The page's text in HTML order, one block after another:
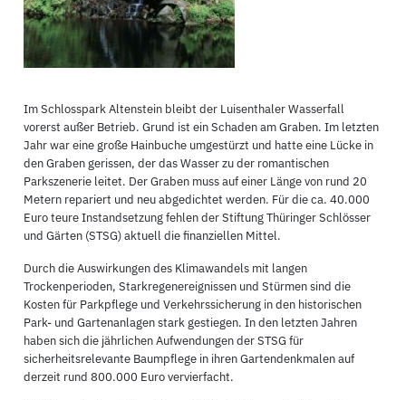
Im Schlosspark Altenstein bleibt der Luisenthaler Wasserfall
vorerst außer Betrieb. Grund ist ein Schaden am Graben. Im letzten
Jahr war eine große Hainbuche umgestürzt und hatte eine Lücke in
den Graben gerissen, der das Wasser zu der romantischen
Parkszenerie leitet. Der Graben muss auf einer Länge von rund 20
Metern repariert und neu abgedichtet werden. Für die ca. 40.000
Euro teure Instandsetzung fehlen der Stiftung Thüringer Schlösser
und Gärten (STSG) aktuell die finanziellen Mittel.
Durch die Auswirkungen des Klimawandels mit langen
Trockenperioden, Starkregenereignissen und Stürmen sind die
Kosten für Parkpflege und Verkehrssicherung in den historischen
Park- und Gartenanlagen stark gestiegen. In den letzten Jahren
haben sich die jährlichen Aufwendungen der STSG für
sicherheitsrelevante Baumpflege in ihren Gartendenkmalen auf
derzeit rund 800.000 Euro vervierfacht.